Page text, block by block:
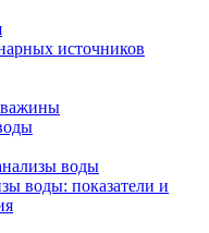
источников
воды
воды: показатели и